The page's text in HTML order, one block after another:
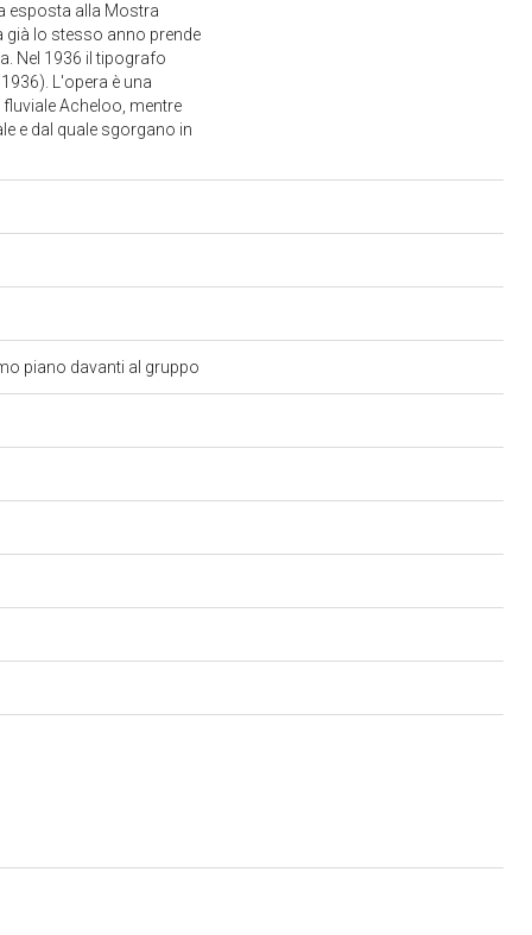
esposta alla Mostra
già lo stesso anno prende
Nel 1936 il tipografo
L'opera è una
Acheloo, mentre
e dal quale sgorgano in
piano davanti al gruppo